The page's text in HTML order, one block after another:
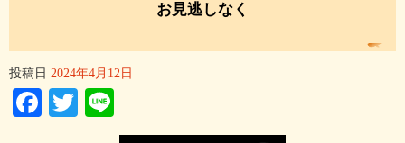
お見逃しなく
投稿日 2024年4月12日
Facebook
Twitter